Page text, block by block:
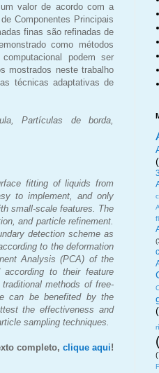
valor de acordo com a
Componentes Principais
finas são refinadas de
como métodos
podem ser
mostrados neste trabalho
técnicas adaptativas de
Partículas de borda,
fitting of liquids from
to implement, and only
small-scale features. The
and particle refinement.
detection scheme as
to the deformation
Analysis (PCA) of the
to their feature
methods of free-
can be benefited by the
the effectiveness and
sampling techniques.
completo, clique aqui!